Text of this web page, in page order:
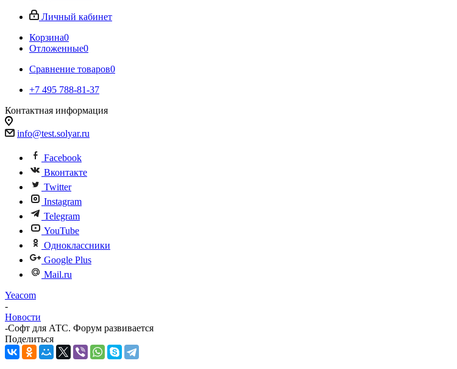
Личный кабинет
Корзина0
Отложенные0
Сравнение товаров0
+7 495 788-81-37
Контактная информация
info@test.solyar.ru
Facebook
Вконтакте
Twitter
Instagram
Telegram
YouTube
Одноклассники
Google Plus
Mail.ru
Yeacom
-
Новости
-Софт для АТС. Форум развивается
Поделиться